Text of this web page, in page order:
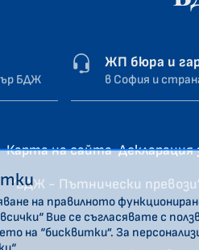
БДЖ
ЖП бюра и
в София и
Карта на сайта
“БДЖ - Пътнически
на правилното
Вие се съгласявате с
на “бисквитки”. За